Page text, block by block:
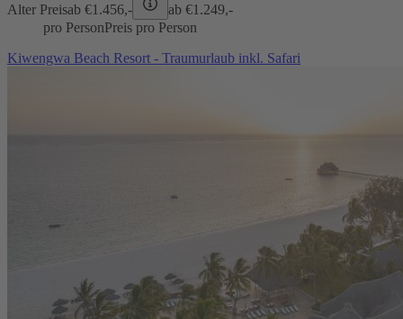
Alter Preisab €1.456,- ab €1.249,-
pro PersonPreis pro Person
Kiwengwa Beach Resort - Traumurlaub inkl. Safari